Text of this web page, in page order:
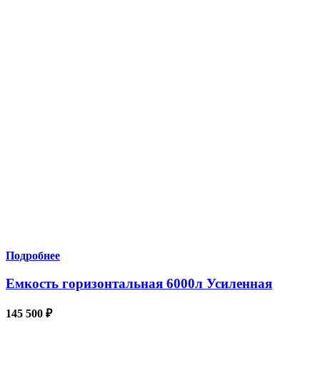
Подробнее
Емкость горизонтальная 6000л Усиленная
145 500 ₽